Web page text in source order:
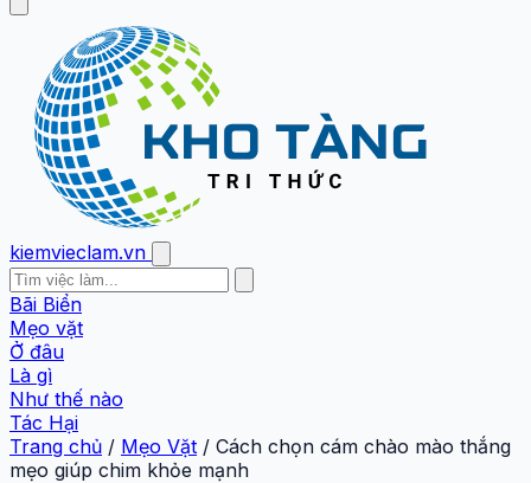
kiemvieclam.vn
Bãi Biển
Mẹo vặt
Ở đâu
Là gì
Như thế nào
Tác Hại
Trang chủ / Mẹo Vặt / Cách chọn cám chào mào thắng
mẹo giúp chim khỏe mạnh